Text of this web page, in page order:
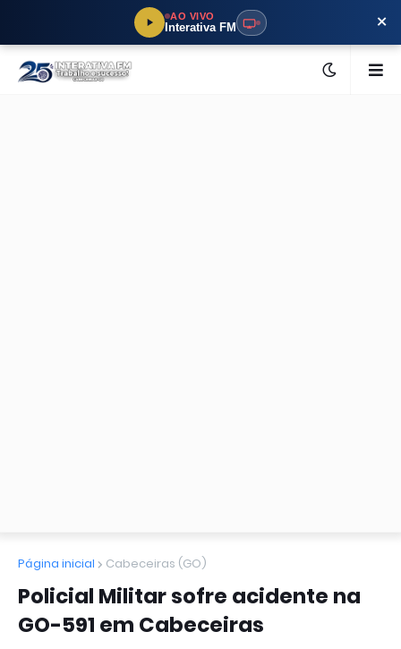
AO VIVO
Interativa FM ×
Página inicial Cabeceiras (GO)
Policial Militar sofre acidente na
GO-591 em Cabeceiras